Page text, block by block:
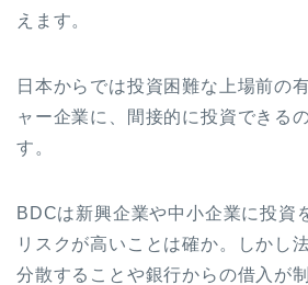
えます。
日本からでは投資困難な上場前の
ャー企業に、間接的に投資できる
す。
BDCは新興企業や中小企業に投資
リスクが高いことは確か。しかし
分散することや銀行からの借入が